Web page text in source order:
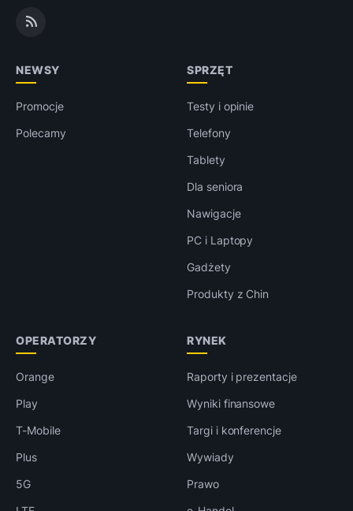
NEWSY
Promocje
Polecamy
SPRZĘT
Testy i opinie
Telefony
Tablety
Dla seniora
Nawigacje
PC i Laptopy
Gadżety
Produkty z Chin
OPERATORZY
Orange
Play
T-Mobile
Plus
5G
RYNEK
Raporty i prezentacje
Wyniki finansowe
Targi i konferencje
Wywiady
Prawo